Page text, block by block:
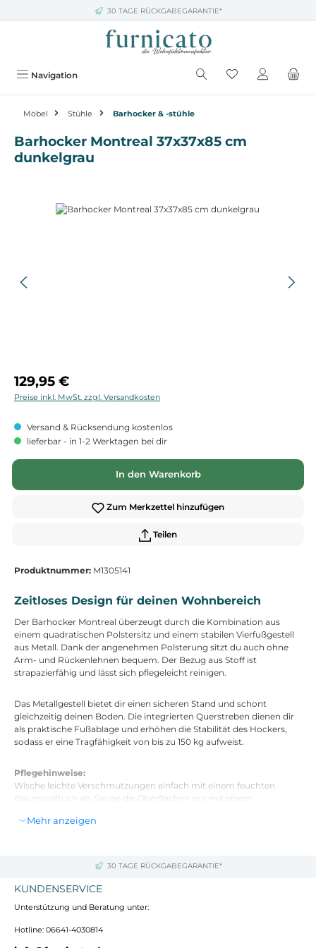
Zum Hauptinhalt springen30 TAGE RÜCKGABEGARANTIE*
Navigation
Möbel Stühle Barhocker & -stühle
Barhocker Montreal 37x37x85 cm
dunkelgrau
Bildergalerie überspringen
Regulärer Preis:
129,95 €
Preise inkl. MwSt. zzgl. Versandkosten
Versand & Rücksendung kostenlos
lieferbar - in 1-2 Werktagen bei dir
In den Warenkorb
Zum Merkzettel hinzufügen
Teilen
Produktnummer: M1305141
Zeitloses Design für deinen Wohnbereich
Der Barhocker Montreal überzeugt durch die Kombination aus
einem quadratischen Polstersitz und einem stabilen Vierfußgestell
aus Metall. Dank der angenehmen Polsterung sitzt du auch ohne
Arm- und Rückenlehnen bequem. Der Bezug aus Stoff ist
strapazierfähig und lässt sich pflegeleicht reinigen.
Das Metallgestell bietet dir einen sicheren Stand und schont
gleichzeitig deinen Boden. Die integrierten Querstreben dienen dir
als praktische Fußablage und erhöhen die Stabilität des Hockers,
sodass er eine Tragfähigkeit von bis zu 150 kg aufweist.
Pflegehinweise:
Wische leichte Verschmutzungen einfach mit einem feuchten
Baumwolltuch ab. Sauge die Oberflächen nur mit einem
Haushaltsreinigern.
Gesamttiefe: 37 cm
Sitzfläche: 37 x 37 cm
Max. Belastbarkeit: 150 kg
Mehr anzeigen
30 TAGE RÜCKGABEGARANTIE*
KUNDENSERVICE
Unterstützung und Beratung unter:
Hotline: 06641-4030814